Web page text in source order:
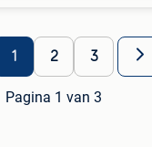
1 2 3
Pagina 1 van 3